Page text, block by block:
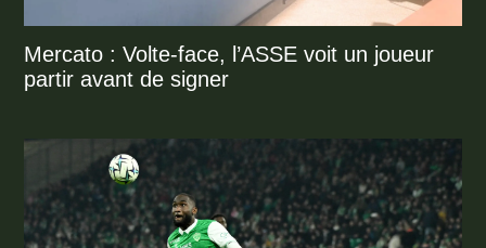
Mercato : Volte-face, l’ASSE voit un joueur
partir avant de signer